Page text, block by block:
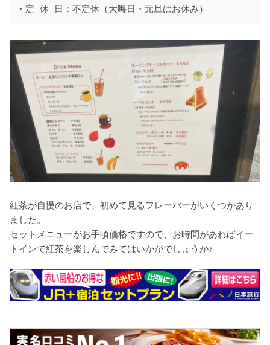
・定 休 日：不定休（大晦日・元旦はお休み）
紅茶が自慢のお店で、初めて見るフレーバーがいくつかあり
ました。
セットメニューがお手頃価格ですので、お時間があればイー
トインで紅茶を楽しんでみてはいかがでしょうか♪